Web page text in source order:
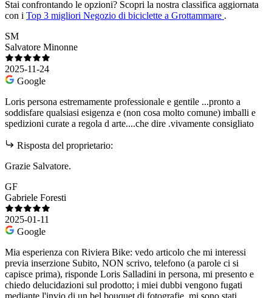
Stai confrontando le opzioni? Scopri la nostra classifica aggiornata
con i Top 3 migliori Negozio di biciclette a Grottammare .
SM
Salvatore Minonne
2025-11-24
Google
Loris persona estremamente professionale e gentile ...pronto a
soddisfare qualsiasi esigenza e (non cosa molto comune) imballi e
spedizioni curate a regola d arte....che dire .vivamente consigliato
Risposta del proprietario:
Grazie Salvatore.
GF
Gabriele Foresti
2025-01-11
Google
Mia esperienza con Riviera Bike: vedo articolo che mi interessi
previa inserzione Subito, NON scrivo, telefono (a parole ci si
capisce prima), risponde Loris Salladini in persona, mi presento e
chiedo delucidazioni sul prodotto; i miei dubbi vengono fugati
mediante l'invio di un bel bouquet di fotografie, mi sono stati